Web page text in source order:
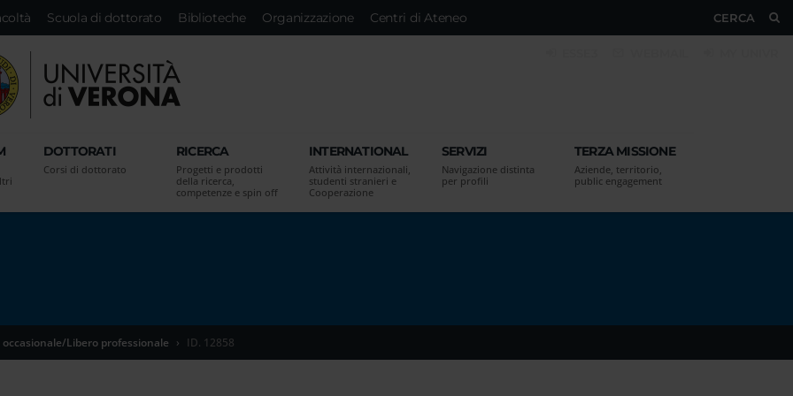
CERCA
Scuola di dottorato Biblioteche Organizzazione Centri di Ateneo
DOTTORATI
Corsi di dottorato
RICERCA
Progetti e prodotti
della ricerca,
competenze e spin off
INTERNATIONAL
Attività internazionali,
studenti stranieri e
Cooperazione
SERVIZI
Navigazione distinta
per profili
TERZA MISSIONE
Aziende, territorio,
public engagement
Libero professionale ID. 12858